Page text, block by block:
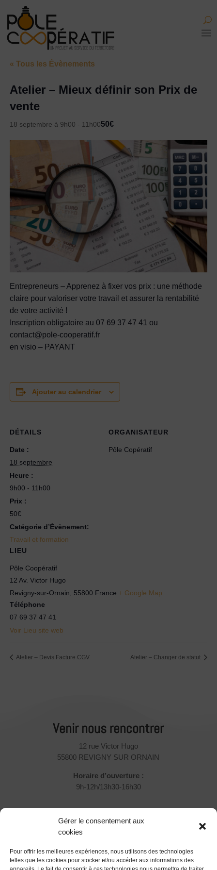
Gérer le consentement aux
cookies
Pour offrir les meilleures expériences, nous utilisons des technologies
telles que les cookies pour stocker et/ou accéder aux informations des
« Tous les Évènements
Atelier – Mieux définir son Prix de
vente
18 septembre à 9h00 - 11h0050€
Entrepreneurs – Apprenez à fixer vos prix : une méthode
claire pour valoriser votre travail et assurer la rentabilité
de votre activité !
Inscription obligatoire au 07 69 37 47 41 ou
contact@pole-cooperatif.fr
en visio – PAYANT
Ajouter au calendrier
DÉTAILS
Date :
18 septembre
Heure :
9h00 - 11h00
Prix :
50€
Catégorie d’Évènement:
Travail et formation
LIEU
Pôle Coopératif
12 Av. Victor Hugo
Revigny-sur-Ornain
55800 France + Google Map
Téléphone
07 69 37 47 41
Voir Lieu site web
ORGANISATEUR
Pôle Copératif
Atelier – Devis Facture CGV Atelier – Changer de statut
Venir nous rencontrer
12 rue Victor Hugo
55800 REVIGNY SUR ORNAIN
Horaire d’ouverture :
9h-12h/13h30-16h30
Rejoignez-nous !
Vous souhaitez nous rejoindre et participer ?
Devenir Associé